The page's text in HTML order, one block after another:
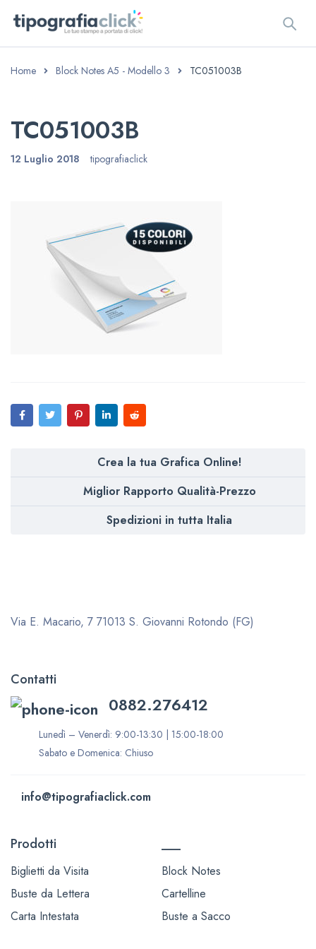
Home Block Notes A5 - Modello 3 TC051003B
TC051003B
12 Luglio 2018 tipografiaclick
Crea la tua Grafica Online!
Miglior Rapporto Qualità-Prezzo
Spedizioni in tutta Italia
Via E. Macario, 7 71013 S. Giovanni Rotondo (FG)
Contatti
0882.276412
Lunedì – Venerdì: 9:00-13:30 | 15:00-18:00
Sabato e Domenica: Chiuso
info@tipografiaclick.com
Prodotti
Biglietti da Visita
Buste da Lettera
Carta Intestata
Block Notes
Cartelline
Buste a Sacco